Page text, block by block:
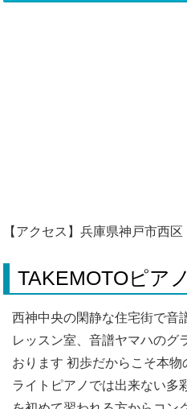
【アクセス】兵庫県神戸市西区
TAKEMOTOピア
西神中央の閑静な住宅街で音
レッスン室、音譜ヤマハのグ
おります 初歩だからこそ本
ライトピアノでは出来ない多